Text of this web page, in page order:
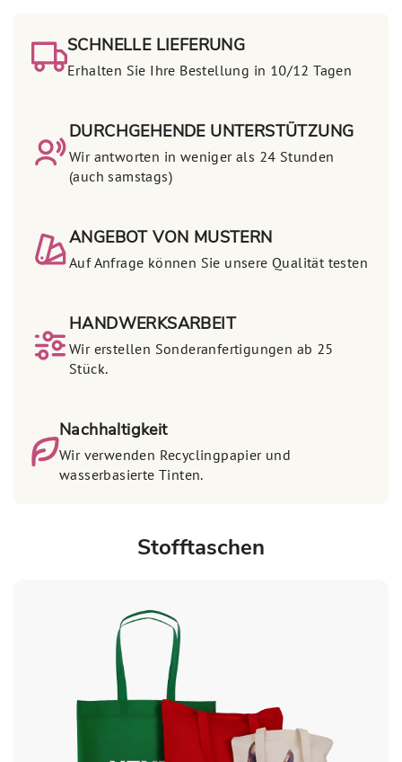
SCHNELLE LIEFERUNG
Erhalten Sie Ihre Bestellung in 10/12 Tagen
DURCHGEHENDE UNTERSTÜTZUNG
Wir antworten in weniger als 24 Stunden
(auch samstags)
ANGEBOT VON MUSTERN
Auf Anfrage können Sie unsere Qualität testen
HANDWERKSARBEIT
Wir erstellen Sonderanfertigungen ab 25
Stück.
Nachhaltigkeit
Wir verwenden Recyclingpapier und
wasserbasierte Tinten.
Stofftaschen